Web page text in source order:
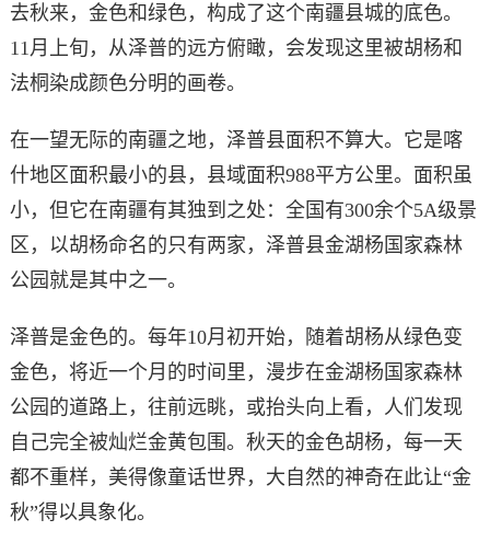
去秋来，金色和绿色，构成了这个南疆县城的底色。
11月上旬，从泽普的远方俯瞰，会发现这里被胡杨和
法桐染成颜色分明的画卷。
在一望无际的南疆之地，泽普县面积不算大。它是喀
什地区面积最小的县，县域面积988平方公里。面积虽
小，但它在南疆有其独到之处：全国有300余个5A级景
区，以胡杨命名的只有两家，泽普县金湖杨国家森林
公园就是其中之一。
泽普是金色的。每年10月初开始，随着胡杨从绿色变
金色，将近一个月的时间里，漫步在金湖杨国家森林
公园的道路上，往前远眺，或抬头向上看，人们发现
自己完全被灿烂金黄包围。秋天的金色胡杨，每一天
都不重样，美得像童话世界，大自然的神奇在此让“金
秋”得以具象化。